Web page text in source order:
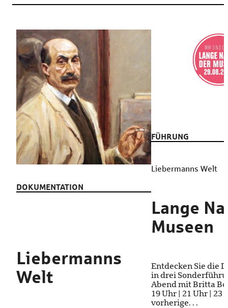
DOKUMENTATION
Liebermanns
Welt
FÜHRUNG
Liebermanns Welt
Lange
Museen
Entdecken Sie die
in drei
Abend mit Britta
19 Uhr | 21 Uhr | 23
vorherige. . .